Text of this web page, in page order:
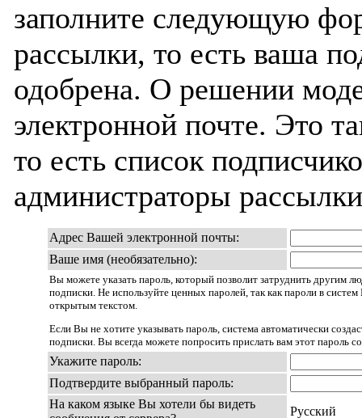
заполните следующую
рассылки, то есть ваша
одобрена. О решении
электронной почте. Это
то есть список
администраторы
Адрес Вашей электронной почты:
Ваше имя (необязательно):
Вы можете указать пароль, который позволит затруднить другим
подписки. Не используйте ценных паролей, так как пароли в
открытым текстом.
Если Вы не хотите указывать пароль, система автоматически
подписки. Вы всегда можете попросить прислать вам этот пароль
Укажите пароль:
Подтвердите выбранный пароль:
На каком языке Вы хотели бы видеть
Русский